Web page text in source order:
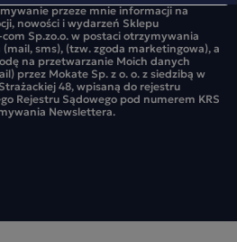
przeze mnie informacji na
nowości i wydarzeń Sklepu
Sp.zo.o. w postaci otrzymywania
sms), (tzw. zgoda marketingowa), a
na przetwarzanie Moich danych
przez Mokate Sp. z o. o. z siedzibą w
48, wpisaną do rejestru
Rejestru Sądowego pod numerem KRS
Newslettera.